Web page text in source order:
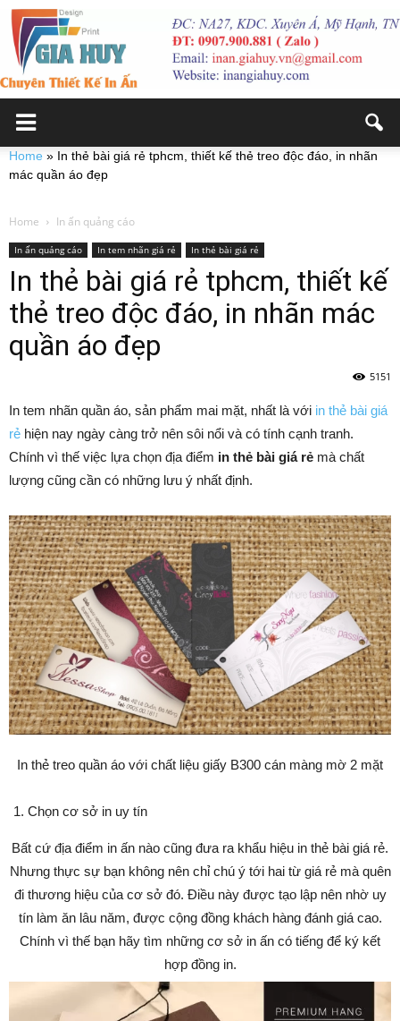
Home » In thẻ bài giá rẻ tphcm, thiết kế thẻ treo độc đáo, in nhãn
mác quần áo đẹp
Home In ấn quảng cáo
In ấn quảng cáo In tem nhãn giá rẻ In thẻ bài giá rẻ
In thẻ bài giá rẻ tphcm, thiết kế
thẻ treo độc đáo, in nhãn mác
quần áo đẹp
5151
In tem nhãn quần áo, sản phẩm mai mặt, nhất là với in thẻ bài giá
rẻ hiện nay ngày càng trở nên sôi nổi và có tính cạnh tranh.
Chính vì thế việc lựa chọn địa điểm in thẻ bài giá rẻ mà chất
lượng cũng cần có những lưu ý nhất định.
In thẻ treo quần áo với chất liệu giấy B300 cán màng mờ 2 mặt
Chọn cơ sở in uy tín
Bất cứ địa điểm in ấn nào cũng đưa ra khẩu hiệu in thẻ bài giá rẻ.
Nhưng thực sự bạn không nên chỉ chú ý tới hai từ giá rẻ mà quên
đi thương hiệu của cơ sở đó. Điều này được tạo lập nên nhờ uy
tín làm ăn lâu năm, được cộng đồng khách hàng đánh giá cao.
Chính vì thế bạn hãy tìm những cơ sở in ấn có tiếng để ký kết
hợp đồng in.